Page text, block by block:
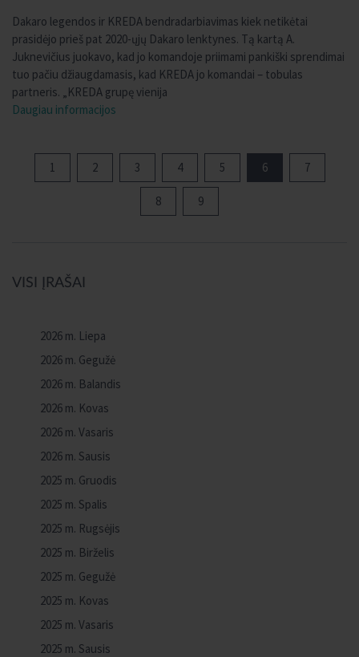
Dakaro legendos ir KREDA bendradarbiavimas kiek netikėtai
prasidėjo prieš pat 2020-ųjų Dakaro lenktynes. Tą kartą A.
Juknevičius juokavo, kad jo komandoje priimami pankiški sprendimai
tuo pačiu džiaugdamasis, kad KREDA jo komandai – tobulas
partneris. „KREDA grupę vienija
Daugiau informacijos
1 2 3 4 5 6 7
8 9
VISI ĮRAŠAI
2026 m. Liepa
2026 m. Gegužė
2026 m. Balandis
2026 m. Kovas
2026 m. Vasaris
2026 m. Sausis
2025 m. Gruodis
2025 m. Spalis
2025 m. Rugsėjis
2025 m. Birželis
2025 m. Gegužė
2025 m. Kovas
2025 m. Vasaris
2025 m. Sausis